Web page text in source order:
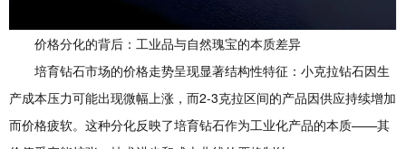
价格分化的背后：工业品与自然瑰宝的本质差异
培育钻石市场的价格走势呈现显著结构性特征：小克拉钻石因生
产成本压力可能出现微幅上涨，而2-3克拉区间的产品因供应持续增加
而价格疲软。这种分化反映了培育钻石作为工业化产品的本质——其